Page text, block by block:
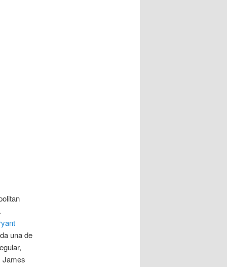
una de
James